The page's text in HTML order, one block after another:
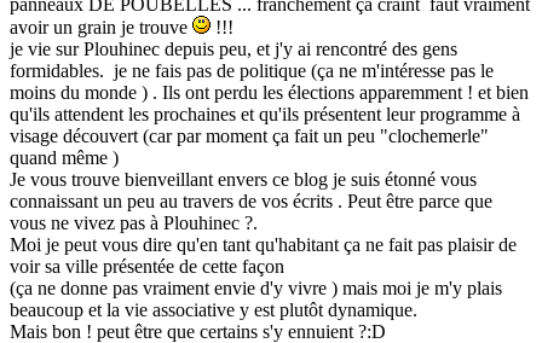
avoir un grain je trouve
!!!
je vie sur Plouhinec depuis peu, et j'y ai rencontré des gens
formidables. je ne fais pas de politique (ça ne m'intéresse pas le
moins du monde ) . Ils ont perdu les élections apparemment ! et bien
qu'ils attendent les prochaines et qu'ils présentent leur programme à
visage découvert (car par moment ça fait un peu "clochemerle"
quand même )
Je vous trouve bienveillant envers ce blog je suis étonné vous
connaissant un peu au travers de vos écrits . Peut être parce que
vous ne vivez pas à Plouhinec ?.
Moi je peut vous dire qu'en tant qu'habitant ça ne fait pas plaisir de
voir sa ville présentée de cette façon
(ça ne donne pas vraiment envie d'y vivre ) mais moi je m'y plais
beaucoup et la vie associative y est plutôt dynamique.
Mais bon ! peut être que certains s'y ennuient ?:D